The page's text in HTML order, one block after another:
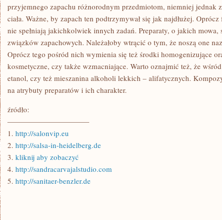
przyjemnego zapachu różnorodnym przedmiotom, niemniej jednak
ciała. Ważne, by zapach ten podtrzymywał się jak najdłużej.
nie spełniają jakichkolwiek innych zadań. Preparaty, o jakich mowa,
związków zapachowych. Należałoby wtrącić o tym, że noszą one
Oprócz tego pośród nich wymienia się też środki homogenizujące
kosmetyczne, czy także wzmacniające. Warto oznajmić też, że
etanol, czy też mieszanina alkoholi lekkich – alifatycznych.
na atrybuty preparatów i ich charakter.
źródło:
———————————
1. http://salonvip.eu
2. http://salsa-in-heidelberg.de
3. kliknij aby zobaczyć
4. http://sandracarvajalstudio.com
5. http://sanitaer-benzler.de